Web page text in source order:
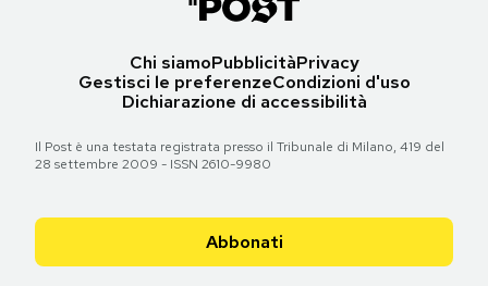
Chi siamoPubblicitàPrivacy
Gestisci le preferenzeCondizioni d'uso
Dichiarazione di accessibilità
Il Post è una testata registrata presso il Tribunale di Milano, 419 del
28 settembre 2009 - ISSN 2610-9980
Abbonati